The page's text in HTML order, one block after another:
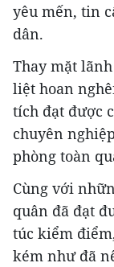
yêu mến, tin
dân.
Thay mặt
liệt hoan
tích đạt được
chuyên
phòng toàn
Cùng với
quân đã đạt
túc kiểm
kém như đã